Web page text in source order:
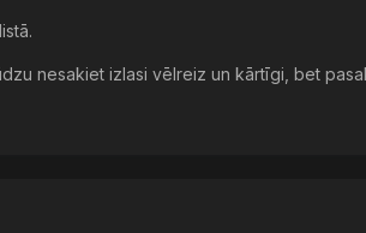
nesakiet izlasi vēlreiz un kārtīgi, bet